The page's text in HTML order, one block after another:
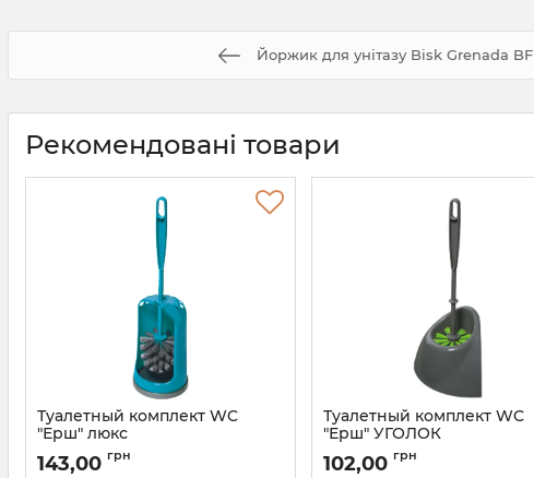
Йоржик для унітазу Bisk Grenada BF
Рекомендовані товари
Туалетный комплект WC
"Ерш" люкс
Артикул: 761
143,00 грн
Туалетный комплект WC
"Ерш" УГОЛОК
Артикул: 2291
102,00 грн